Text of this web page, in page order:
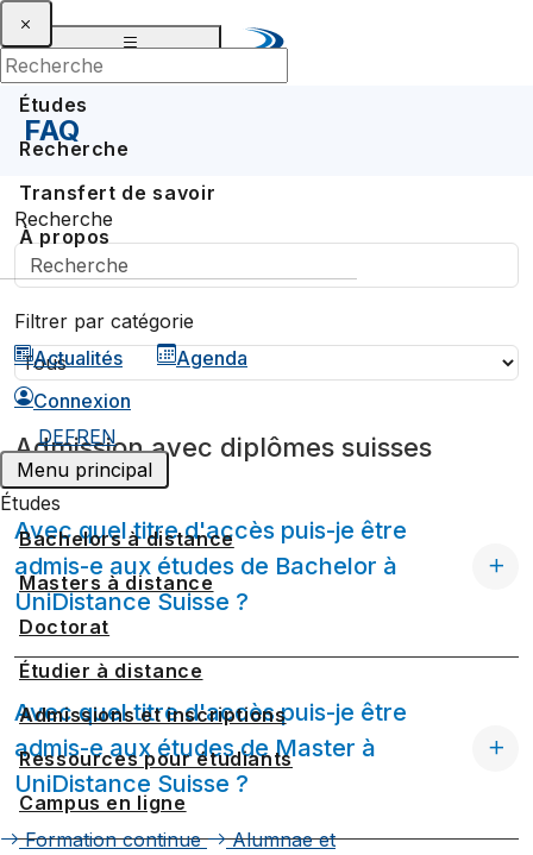
Études
Recherche
Transfert de savoir
À propos
Actualités
Agenda
Connexion
DEFREN
Menu principal
Études
Bachelors à distance
Masters à distance
Doctorat
Étudier à distance
Admissions et inscriptions
Ressources pour étudiants
Campus en ligne
Formation continue
Alumnae et
FAQ
Recherche
Filtrer par catégorie
Admission avec diplômes suisses
Avec quel titre d'accès puis-je être
admis-e aux études de Bachelor à
UniDistance Suisse ?
Avec quel titre d'accès puis-je être
admis-e aux études de Master à
UniDistance Suisse ?